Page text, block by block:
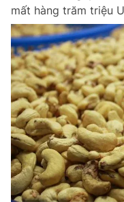
mất hàng trăm triệu